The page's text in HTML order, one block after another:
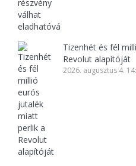
Tizenhét és fél
Revolut alapítóját
2026. augusztus 4.